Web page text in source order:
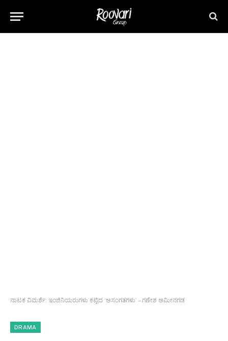
ನಾಟಕ ವಿಮರ್ಶೆ: ಇಂಜಿನಿಯರುಗಳು ಕಟ್ಟಿದ ‘ಅಸಂಗತಗಳು’ – ಗಣೇಶ ಅಮೀನಗಡ
DRAMA